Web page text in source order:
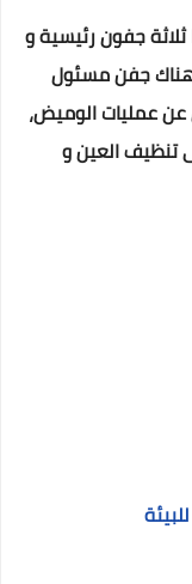
جفون رئيسية و
جفن مسئول
عمليات الوميض،
تنظيف العين و